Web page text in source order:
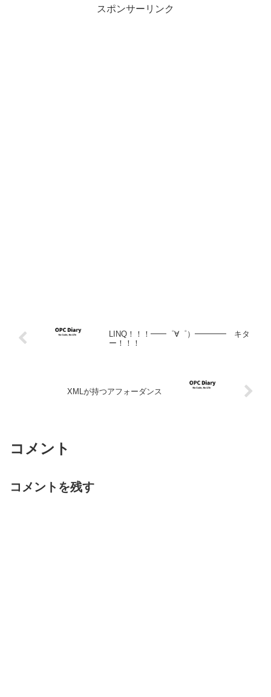
スポンサーリンク
LINQ！！！━━゜∀゜）━━━━ キタ
ー！！！
XMLが持つアフォーダンス
コメント
コメントを残す